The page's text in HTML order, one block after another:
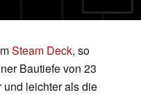
Steam Deck, so
Bautiefe von 23
und leichter als die